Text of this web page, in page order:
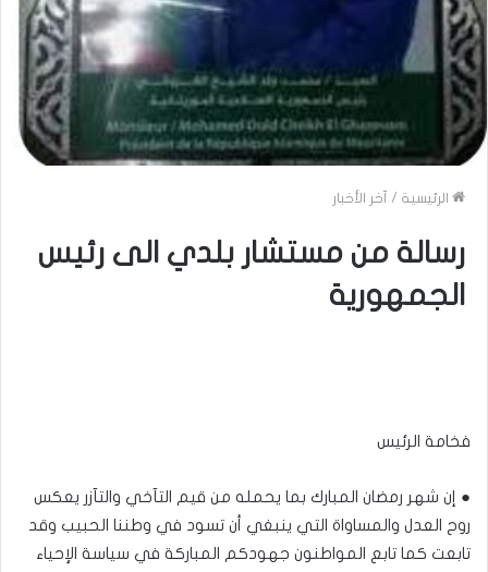
الرئيسية / آخر الأخبار
رسالة من مستشار بلدي الى رئيس
الجمهورية
فخامة الرئيس
● إن شهر رمضان المبارك بما يحمله من قيم التآخي والتآزر يعكس
روح العدل والمساواة التي ينبغي أن تسود في وطننا الحبيب وقد
تابعت كما تابع المواطنون جهودكم المباركة في سياسة الإحياء